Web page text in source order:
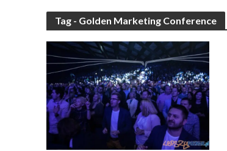
Tag - Golden Marketing Conference